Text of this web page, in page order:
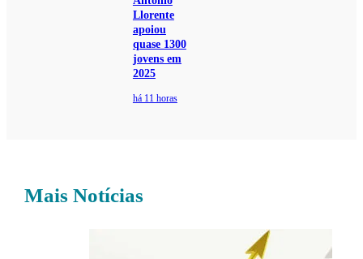
Llorente
apoiou
quase 1300
jovens em
2025
há 11 horas
Mais Notícias